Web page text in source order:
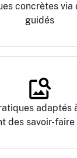
concrètes via
guidés
adaptés
des savoir-